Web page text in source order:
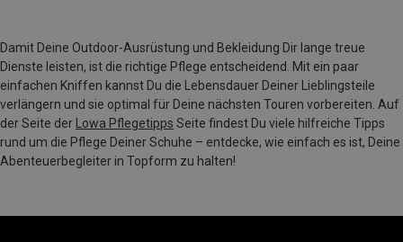
Damit Deine Outdoor-Ausrüstung und Bekleidung Dir lange treue
Dienste leisten, ist die richtige Pflege entscheidend. Mit ein paar
einfachen Kniffen kannst Du die Lebensdauer Deiner Lieblingsteile
verlängern und sie optimal für Deine nächsten Touren vorbereiten. Auf
der Seite der Lowa Pflegetipps Seite findest Du viele hilfreiche Tipps
rund um die Pflege Deiner Schuhe – entdecke, wie einfach es ist, Deine
Abenteuerbegleiter in Topform zu halten!